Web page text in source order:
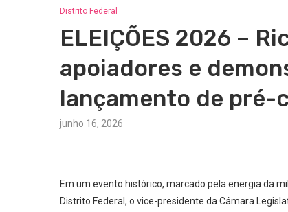
Distrito Federal
ELEIÇÕES 2026 –
apoiadores e
lançamento de pré-
junho 16, 2026
Em um evento histórico, marcado pela energia da
Distrito Federal, o vice-presidente da Câmara